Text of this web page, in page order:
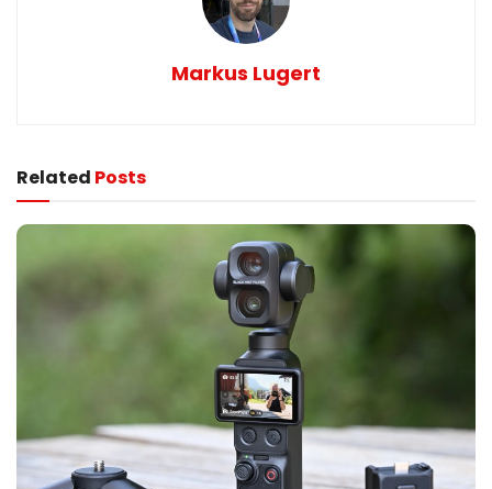
Markus Lugert
Related Posts